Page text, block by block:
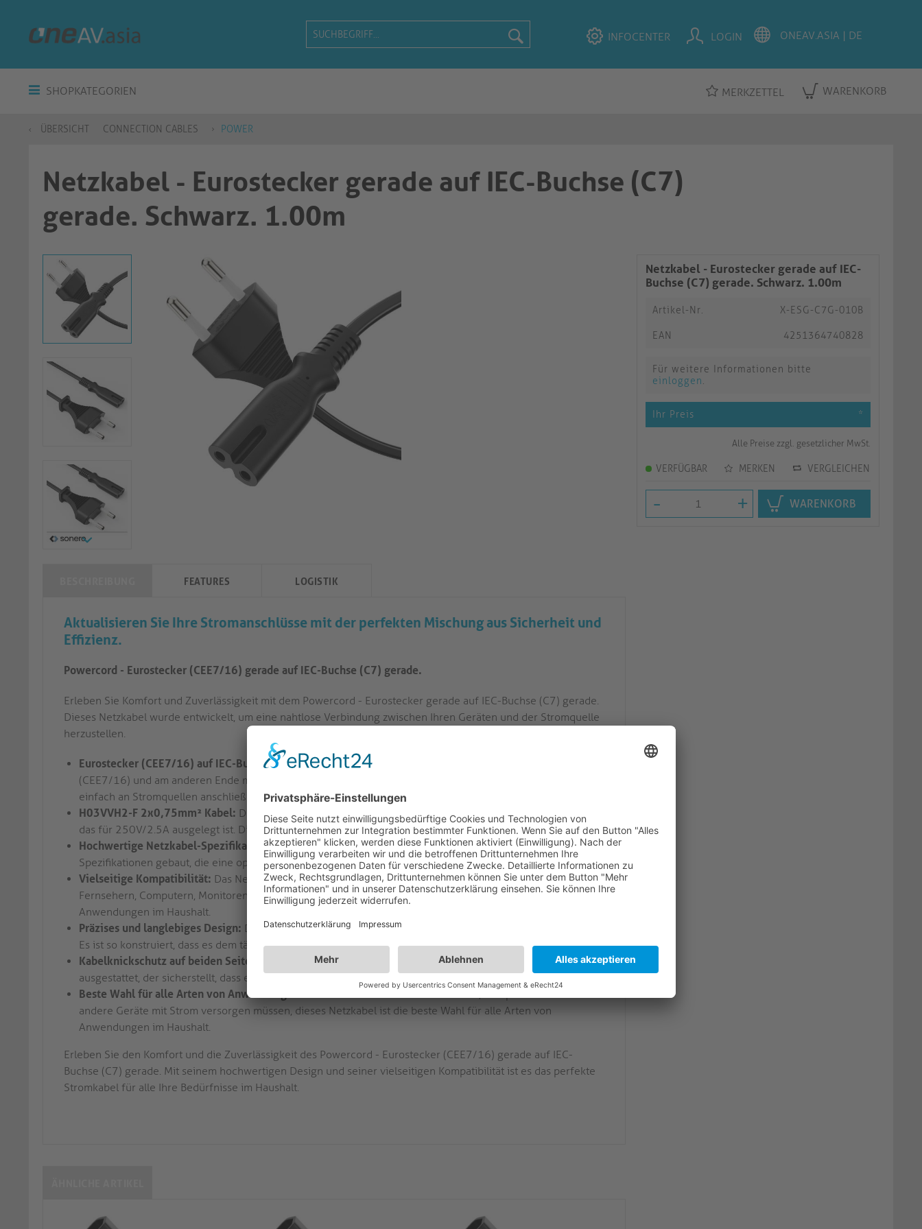
INFOCENTER LOGIN
SHOPKATEGORIEN MERKZETTEL WARENKORB
ÜBERSICHT CONNECTION CABLES POWER
Netzkabel - Eurostecker gerade auf IEC-Buchse (C7)
gerade. Schwarz. 1.00m
Netzkabel - Eurostecker gerade auf IEC-
Buchse (C7) gerade. Schwarz. 1.00m
Artikel-Nr. X-ESG-C7G-010B
EAN 4251364740828
Für weitere Informationen bitte
einloggen.
Ihr Preis *
Alle Preise zzgl. gesetzlicher MwSt.
VERFÜGBAR MERKEN VERGLEICHEN
- + WARENKORB
FEATURES LOGISTIK
Aktualisieren Sie Ihre Stromanschlüsse mit der perfekten Mischung aus Sicherheit und
Effizienz.
Powercord - Eurostecker (CEE7/16) gerade auf IEC-Buchse (C7) gerade.
Erleben Sie Komfort und Zuverlässigkeit mit dem Powercord - Eurostecker gerade auf IEC-Buchse (C7) gerade.
Dieses Netzkabel wurde entwickelt, um eine nahtlose Verbindung zwischen Ihren Geräten und der Stromquelle
herzustellen.
Eurostecker (CEE7/16) auf IEC-Buchse (C7): Dieses Netzkabel ist an einem Ende mit einem Eurostecker
(CEE7/16) und am anderen Ende mit einer IEC-Buchse (C7) ausgestattet. Damit können Sie Ihre Geräte
einfach an Stromquellen anschließen.
H03VVH2-F 2x0,75mm² Kabel: Das Netzkabel ist mit einem H03VVH2-F 2x0,75mm² Kabel ausgestattet,
das für 250V/2.5A ausgelegt ist. Dies gewährleistet eine sichere und zuverlässige Stromübertragung.
Hochwertige Netzkabel-Spezifikation:Dieses Netzkabel ist mit hochwertigen Materialien und
Spezifikationen gebaut, die eine optimale Leistung und Haltbarkeit gewährleisten.
Vielseitige Kompatibilität: Das Netzkabel ist mit einer Vielzahl von Geräten kompatibel, einschließlich
Fernsehern, Computern, Monitoren, Projektoren und mehr. Es bietet Vielseitigkeit für verschiedene
Anwendungen im Haushalt.
Präzises und langlebiges Design: Das Netzkabel wurde mit Blick auf Präzision und Haltbarkeit entwickelt.
Es ist so konstruiert, dass es dem täglichen Gebrauch standhält und eine langlebige Verbindung bietet.
Kabelknickschutz auf beiden Seiten:
Das Netzkabel ist auf beiden Seiten mit einem Kabelknickschutz
ausgestattet, der sicherstellt, dass es sicher angeschlossen und vor Beschädigungen geschützt bleibt.
Beste Wahl für alle Arten von Anwendungen im Haushalt:
Ob Sie Ihren Fernseher, Computer oder
andere Geräte mit Strom versorgen müssen, dieses Netzkabel ist die beste Wahl für alle Arten von
Anwendungen im Haushalt.
Erleben Sie den Komfort und die Zuverlässigkeit des Powercord - Eurostecker (CEE7/16) gerade auf IEC-
Buchse (C7) gerade. Mit seinem hochwertigen Design und seiner vielseitigen Kompatibilität ist es das perfekte
Stromkabel für alle Ihre Bedürfnisse im Haushalt.